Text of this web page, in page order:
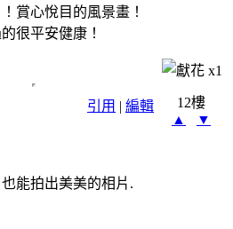
賞心悅目的風景畫！
很平安健康！
x1
引用 | 編輯
12樓
▲
▼
能拍出美美的相片.